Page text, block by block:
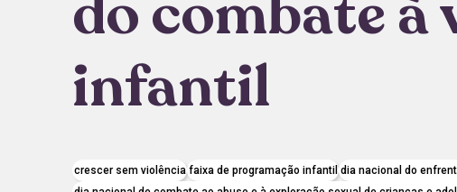
infantil
crescer sem violência faixa de programação infantil dia nacional do